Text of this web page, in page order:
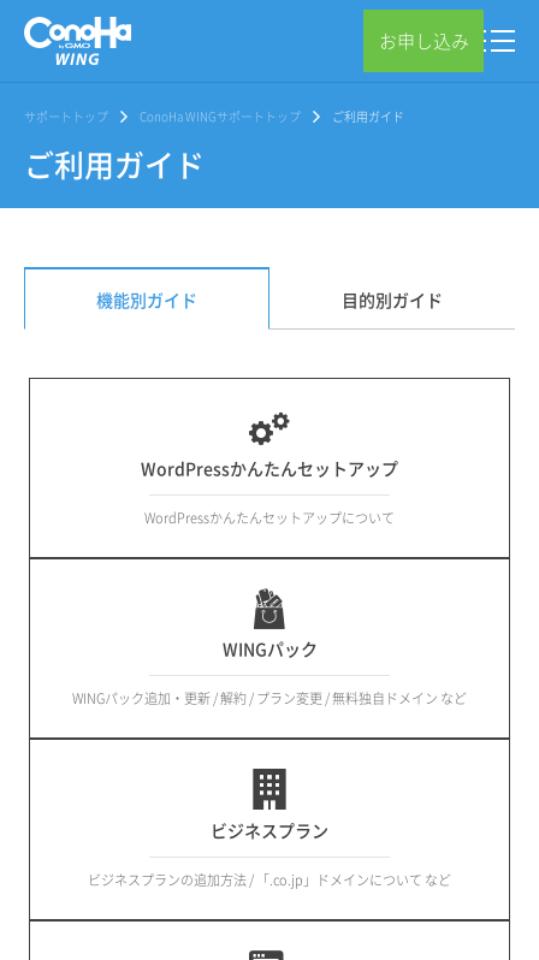
お申し込み
サポートトップ ConoHa WINGサポートトップ ご利用ガイド
ご利用ガイド
機能別ガイド 目的別ガイド
WordPressかんたんセットアップ
WordPressかんたんセットアップについて
WINGパック
WINGパック追加・更新 / 解約 / プラン変更 / 無料独自ドメイン など
ビジネスプラン
ビジネスプランの追加方法 / 「.co.jp」ドメインについて など